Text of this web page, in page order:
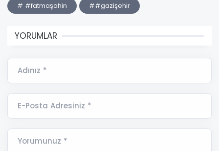
# #fatmaşahin
##gazişehir
YORUMLAR
Adınız *
E-Posta Adresiniz *
Yorumunuz *